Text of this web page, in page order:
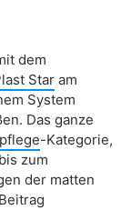
dem
Star am
System
Das ganze
-Kategorie,
zum
der matten